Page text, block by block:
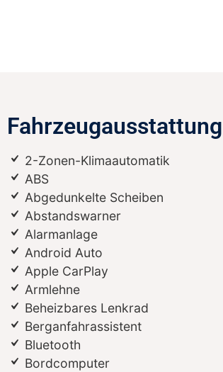
Fahrzeugausstattung
2-Zonen-Klimaautomatik
ABS
Abgedunkelte Scheiben
Abstandswarner
Alarmanlage
Android Auto
Apple CarPlay
Armlehne
Beheizbares Lenkrad
Berganfahrassistent
Bluetooth
Bordcomputer